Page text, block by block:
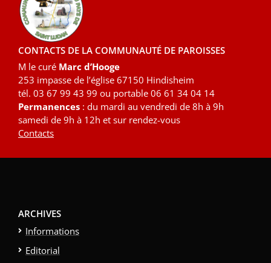
CONTACTS DE LA COMMUNAUTÉ DE PAROISSES
M le curé Marc d’Hooge
253 impasse de l’église 67150 Hindisheim
tél. 03 67 99 43 99 ou portable 06 61 34 04 14
Permanences : du mardi au vendredi de 8h à 9h
samedi de 9h à 12h et sur rendez-vous
Contacts
ARCHIVES
Informations
Editorial